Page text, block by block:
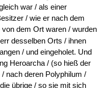
war / als einer
/ wie er nach dem
dem Ort waren / wurden
desselben Orts / ihnen
/ und eingeholet. Und
Heroarcha / (so hieß der
nach deren Polyphilum /
übrige / so sie mit sich